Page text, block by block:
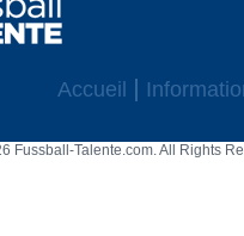
Accueil
Fussball-Talente.com. All Rights